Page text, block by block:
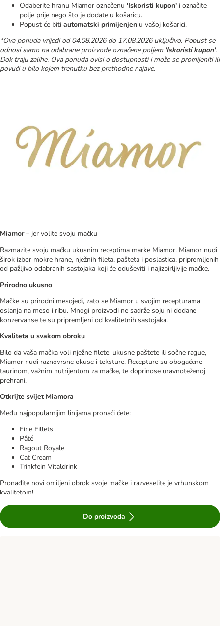
Odaberite hranu Miamor označenu 'Iskoristi kupon' i označite
polje prije nego što je dodate u košaricu.
Popust će biti automatski primijenjen u vašoj košarici.
*Ova ponuda vrijedi od 04.08.2026 do 17.08.2026 uključivo. Popust se
odnosi samo na odabrane proizvode označene poljem 'Iskoristi kupon'.
Dok traju zalihe. Ova ponuda ovisi o dostupnosti i može se promijeniti ili
povući u bilo kojem trenutku bez prethodne najave.
Miamor– jer volite svoju mačku
Razmazite svoju mačku ukusnim receptima marke Miamor. Miamor nudi
širok izbor mokre hrane, nježnih fileta, pašteta i poslastica, pripremljenih
od pažljivo odabranih sastojaka koji će oduševiti i najizbirljivije mačke.
Prirodno ukusno
Mačke su prirodni mesojedi, zato se Miamor u svojim recepturama
oslanja na meso i ribu. Mnogi proizvodi ne sadrže soju ni dodane
konzervanse te su pripremljeni od kvalitetnih sastojaka.
Kvaliteta u svakom obroku
Bilo da vaša mačka voli nježne filete, ukusne paštete ili sočne rague,
Miamor nudi raznovrsne okuse i teksture. Recepture su obogaćene
taurinom, važnim nutrijentom za mačke, te doprinose uravnoteženoj
prehrani.
Otkrijte svijet Miamora
Među najpopularnijim linijama pronaći ćete:
Fine Fillets
Pâté
Ragout Royale
Cat Cream
Trinkfein Vitaldrink
Pronađite novi omiljeni obrok svoje mačke i razveselite je vrhunskom
kvalitetom!
Do proizvoda